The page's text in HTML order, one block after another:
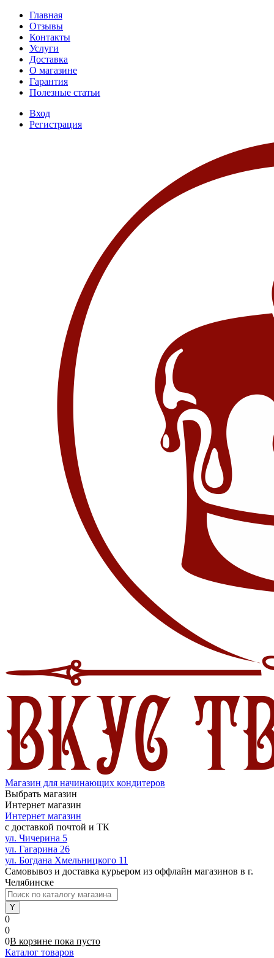
Главная
Отзывы
Контакты
Услуги
Доставка
О магазине
Гарантия
Полезные статьи
Вход
Регистрация
Магазин для начинающих кондитеров
Выбрать магазин
Интернет магазин
Интернет магазин
с доставкой почтой и ТК
ул. Чичерина 5
ул. Гагарина 26
ул. Богдана Хмельницкого 11
Самовывоз и доставка курьером из оффлайн магазинов в г.
Челябинске
0
0
0В корзине пока пусто
Каталог товаров